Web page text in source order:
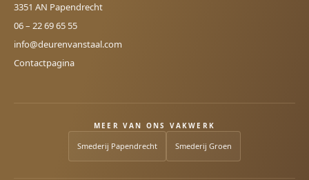
3351 AN Papendrecht
06 – 22 69 65 55
info@deurenvanstaal.com
Contactpagina
MEER VAN ONS VAKWERK
Smederij Papendrecht Smederij Groen